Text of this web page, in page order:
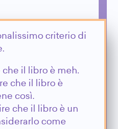
criterio di
che il libro è meh.
che il libro è
così.
che il libro è un
come